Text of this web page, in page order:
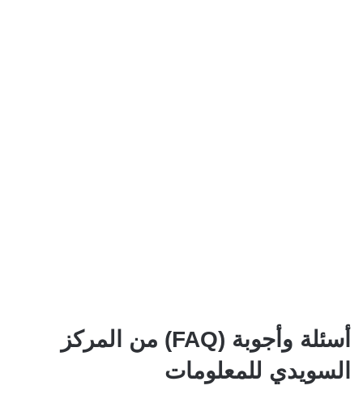
أسئلة وأجوبة (FAQ) من المركز
السويدي للمعلومات